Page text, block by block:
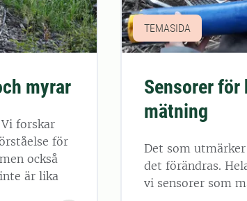
myrar
forskar
för
också
är lika
TEMASIDA
Sensorer
mätning
Det som
det förändras.
vi sensorer som